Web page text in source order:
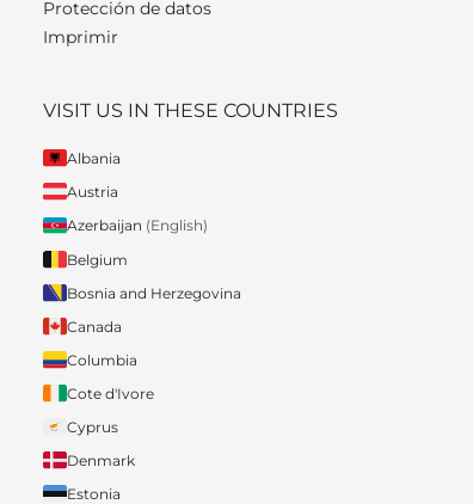
Protección de datos
Imprimir
VISIT US IN THESE COUNTRIES
Albania
Austria
Azerbaijan (English)
Belgium
Bosnia and Herzegovina
Canada
Columbia
Cote d'Ivore
Cyprus
Denmark
Estonia